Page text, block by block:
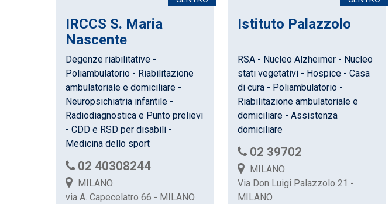
IRCCS S. Maria
Nascente
Degenze riabilitative -
Poliambulatorio - Riabilitazione
ambulatoriale e domiciliare -
Neuropsichiatria infantile -
Radiodiagnostica e Punto prelievi
- CDD e RSD per disabili -
Medicina dello sport
02 40308244
MILANO
via A. Capecelatro 66 - MILANO
Istituto Palazzolo
RSA - Nucleo Alzheimer - Nucleo
stati vegetativi - Hospice - Casa
di cura - Poliambulatorio -
Riabilitazione ambulatoriale e
domiciliare - Assistenza
domiciliare
02 39702
MILANO
Via Don Luigi Palazzolo 21 -
MILANO